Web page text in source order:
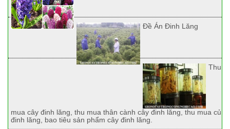
Đề Án Đinh Lăng
Thu
mua cây đinh lăng, thu mua thân cành cây đinh lăng, thu mua củ
đinh lăng, bao tiêu sản phẩm cây đinh lăng.